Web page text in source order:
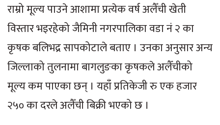
राम्रो मूल्य पाउने आशामा प्रत्येक वर्ष अलैँची खेती
विस्तार भइरहेको जैमिनी नगरपालिका वडा नं २ का
कृषक बलिभद्र सापकोटाले बताए । उनका अनुसार अन्य
जिल्लाको तुलनामा बागलुङका कृषकले अलैँचीको
मूल्य कम पाएका छन् । यहाँ प्रतिकेजी रु एक हजार
२५० का दरले अलैँची बिक्री भएको छ ।